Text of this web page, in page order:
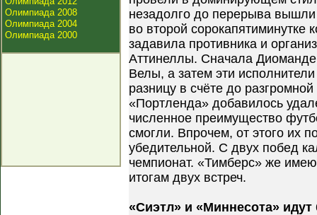
Олимпиада 2008
Олимпиада 2004
Олимпиада 2000
незадолго до перерыва
во второй
задавила противника и
Аттинеллы. Сначала
Велы, а затем эти
разницу в счёте до
«Портленда» добавилось
численное преимущество
смогли. Впрочем, от этого их
убедительной. С двух побед
чемпионат. «Тимберс» же
итогам двух встреч.
«Сиэтл» и «Миннесота» идут